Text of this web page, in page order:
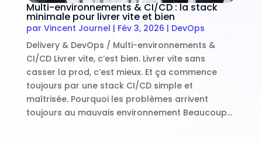
Multi-environnements & CI/CD : la stack
minimale pour livrer vite et bien
par Vincent Journel | Fév 3, 2026 | DevOps
Delivery & DevOps / Multi-environnements &
CI/CD Livrer vite, c’est bien. Livrer vite sans
casser la prod, c’est mieux. Et ça commence
toujours par une stack CI/CD simple et
maîtrisée. Pourquoi les problèmes arrivent
toujours au mauvais environnement Beaucoup...